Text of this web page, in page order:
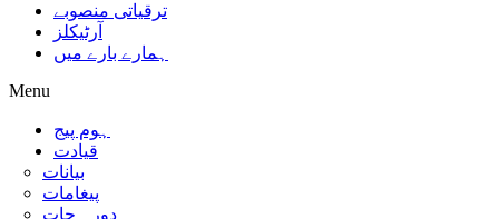
ترقیاتی منصوبے
آرٹیکلز
ہمارے بارے میں
Menu
ہوم پیج
قیادت
بیانات
پیغامات
دورہ جات